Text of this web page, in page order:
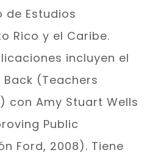
de Estudios
Rico y el Caribe.
incluyen el
(Teachers
con Amy Stuart Wells
Public
Ford, 2008). Tiene